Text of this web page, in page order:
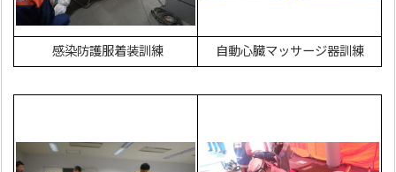
感染防護服着装訓練 自動心臓マッサージ器訓練